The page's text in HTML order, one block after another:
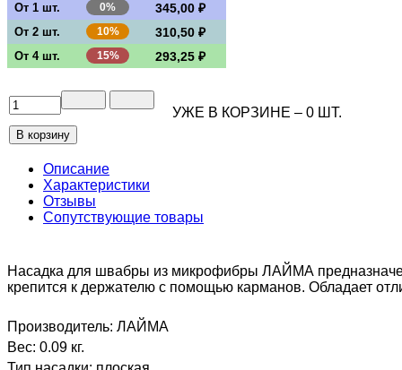
От 1 шт. 0% 345,00 ₽
От 2 шт. 10% 310,50 ₽
От 4 шт. 15% 293,25 ₽
УЖЕ В КОРЗИНЕ – 0 ШТ.
Описание
Характеристики
Отзывы
Сопутствующие товары
Насадка для швабры из микрофибры ЛАЙМА
крепится к держателю с помощью карманов. Обладает
Производитель: ЛАЙМА
Вес: 0.09 кг.